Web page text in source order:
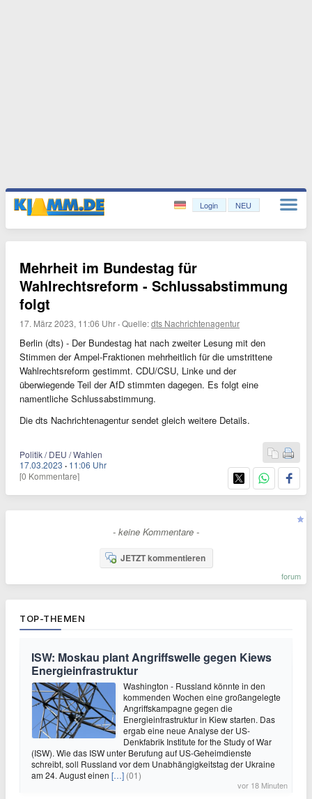
Login NEU
Mehrheit im Bundestag für
Wahlrechtsreform - Schlussabstimmung
folgt
17. März 2023, 11:06 Uhr ·Quelle:dts Nachrichtenagentur
Berlin (dts) - Der Bundestag hat nach zweiter Lesung mit den
Stimmen der Ampel-Fraktionen mehrheitlich für die umstrittene
Wahlrechtsreform gestimmt. CDU/CSU, Linke und der
überwiegende Teil der AfD stimmten dagegen. Es folgt eine
namentliche Schlussabstimmung.
Die dts Nachrichtenagentur sendet gleich weitere Details.
Politik / DEU / Wahlen
17.03.2023 · 11:06 Uhr
[0 Kommentare]
- keine Kommentare -
JETZT kommentieren
forum
TOP-THEMEN
ISW: Moskau plant Angriffswelle gegen Kiews
Energieinfrastruktur
Washington - Russland könnte in den
kommenden Wochen eine großangelegte
Angriffskampagne gegen die
Energieinfrastruktur in Kiew starten. Das
ergab eine neue Analyse der US-
Denkfabrik Institute for the Study of War
(ISW). Wie das ISW unter Berufung auf US-Geheimdienste
schreibt, soll Russland vor dem Unabhängigkeitstag der Ukraine
am 24. August einen […] (01)
vor 18 Minuten